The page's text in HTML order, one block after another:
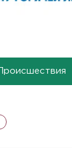
Происшествия